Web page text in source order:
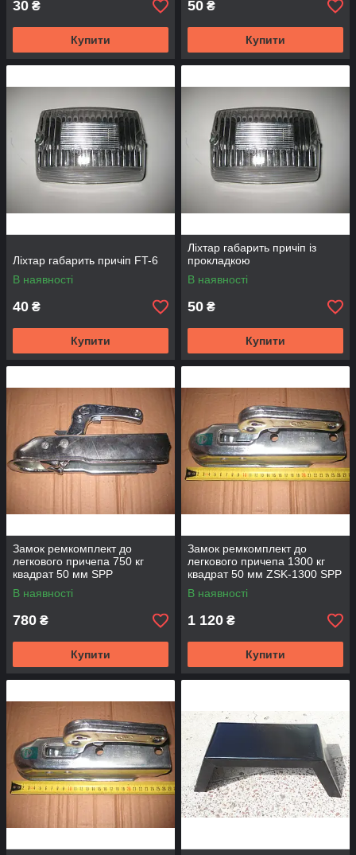
30 ₴
Купити
50 ₴
Купити
Ліхтар габарить причіп FT-6
В наявності
40 ₴
Купити
Ліхтар габарить причіп із
прокладкою
В наявності
50 ₴
Купити
Замок ремкомплект до
легкового причепа 750 кг
квадрат 50 мм SPP
В наявності
780 ₴
Купити
Замок ремкомплект до
легкового причепа 1300 кг
квадрат 50 мм ZSK-1300 SPP
В наявності
1 120 ₴
Купити